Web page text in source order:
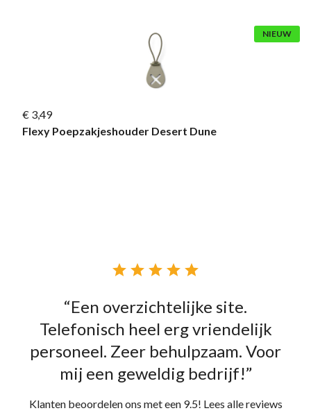
NIEUW
€ 3,49
Flexy Poepzakjeshouder Desert Dune
    
“Een overzichtelijke site.
Telefonisch heel erg vriendelijk
personeel. Zeer behulpzaam. Voor
mij een geweldig bedrijf!”
Klanten beoordelen ons met een 9.5! Lees alle reviews